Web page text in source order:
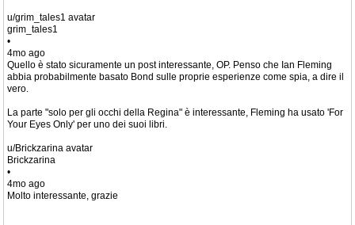
u/grim_tales1 avatar
grim_tales1
•
4mo ago
Quello è stato sicuramente un post interessante, OP. Penso che Ian Fleming
abbia probabilmente basato Bond sulle proprie esperienze come spia, a dire il
vero.
La parte "solo per gli occhi della Regina" è interessante, Fleming ha usato 'For
Your Eyes Only' per uno dei suoi libri.
u/Brickzarina avatar
Brickzarina
•
4mo ago
Molto interessante, grazie